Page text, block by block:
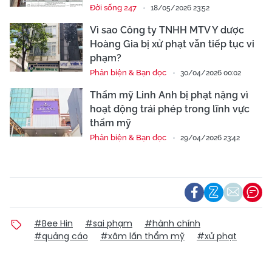
Đời sống 247 18/05/2026 23:52
Vì sao Công ty TNHH MTV Y dược
Hoàng Gia bị xử phạt vẫn tiếp tục vi
phạm?
Phản biện & Bạn đọc 30/04/2026 00:02
Thẩm mỹ Linh Anh bị phạt nặng vì
hoạt động trái phép trong lĩnh vực
thẩm mỹ
Phản biện & Bạn đọc 29/04/2026 23:42
#Bee Hin #sai phạm
#hành chính
#quảng cáo
#xâm lấn thẩm mỹ #xử phạt